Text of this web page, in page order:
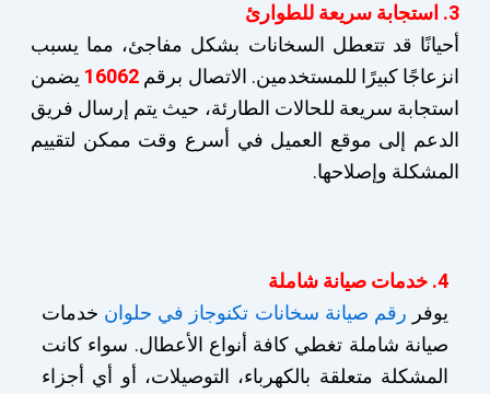
3. استجابة سريعة للطوارئ
أحيانًا قد تتعطل السخانات بشكل مفاجئ، مما يسبب
انزعاجًا كبيرًا للمستخدمين. الاتصال برقم 16062 يضمن
استجابة سريعة للحالات الطارئة، حيث يتم إرسال فريق
الدعم إلى موقع العميل في أسرع وقت ممكن لتقييم
المشكلة وإصلاحها.
4. خدمات صيانة شاملة
يوفر رقم صيانة سخانات تكنوجاز في حلوان خدمات
صيانة شاملة تغطي كافة أنواع الأعطال. سواء كانت
المشكلة متعلقة بالكهرباء، التوصيلات، أو أي أجزاء